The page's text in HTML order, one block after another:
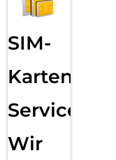
SIM-
Karten
Service:
Wir